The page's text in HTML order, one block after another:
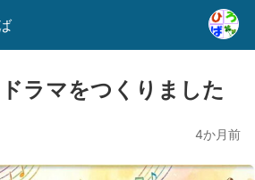
ラマをつくりました
4か月前